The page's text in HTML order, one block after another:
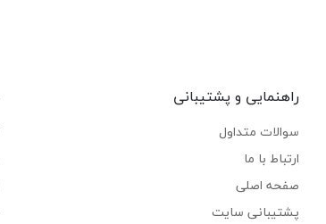
راهنمایی و پشتیبانی
سوالات متداول
ارتباط با ما
صفحه اصلی
پشتیبانی سایت